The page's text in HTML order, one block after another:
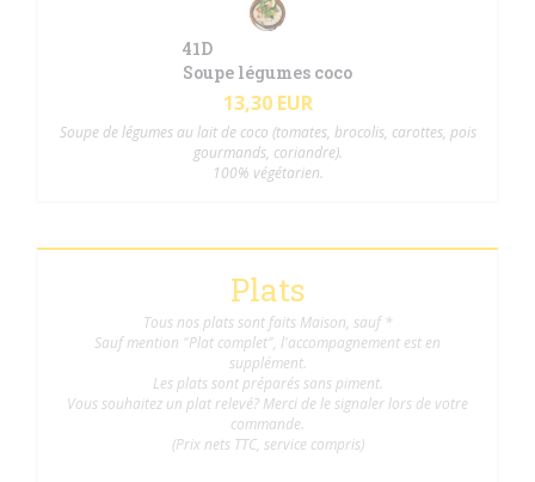
41D
Soupe légumes coco
13,30 EUR
Soupe de légumes au lait de coco (tomates, brocolis, carottes, pois
gourmands, coriandre).
100% végétarien.
Plats
Tous nos plats sont faits Maison, sauf *
Sauf mention "Plat complet", l'accompagnement est en
supplément.
Les plats sont préparés sans piment.
Vous souhaitez un plat relevé? Merci de le signaler lors de votre
commande.
(Prix nets TTC, service compris)